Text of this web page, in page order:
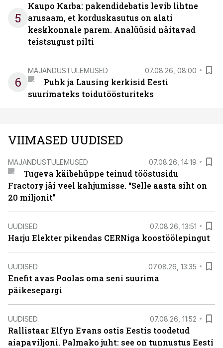
5
Kaupo Karba: pakendidebatis levib lihtne
arusaam, et korduskasutus on alati
keskkonnale parem. Analüüsid näitavad
teistsugust pilti
6
MAJANDUSTULEMUSED 07.08.26, 08:00
Puhk ja Lausing kerkisid Eesti
suurimateks toidutöösturiteks
VIIMASED UUDISED
MAJANDUSTULEMUSED 07.08.26, 14:19
Tugeva käibehüppe teinud tööstusidu
Fractory jäi veel kahjumisse. “Selle aasta siht on
20 miljonit”
UUDISED 07.08.26, 13:51
Harju Elekter pikendas CERNiga koostöölepingut
UUDISED 07.08.26, 13:35
Enefit avas Poolas oma seni suurima
päikesepargi
UUDISED 07.08.26, 11:52
Rallistaar Elfyn Evans ostis Eestis toodetud
aiapaviljoni. Palmako juht: see on tunnustus Eesti